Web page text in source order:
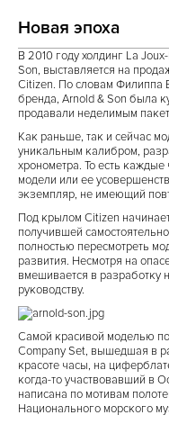
Новая эпоха
В 2010 году холдинг La
Son, выставляется на
Citizen. По словам Филиппа
бренда, Arnold & Son была
продавали неделимым
Как раньше, так и сейчас
уникальным калибром,
хронометра. То есть
модели или ее
экземпляр, не имеющий
Под крылом Citizen
получившей
полностью пересмотреть
развития. Несмотря на
вмешивается в
руководству.
Самой красивой моделью
Company Set, вышедшая в
красоте часы, на
когда-то участвовавший в
написана по мотивам
Национального морского